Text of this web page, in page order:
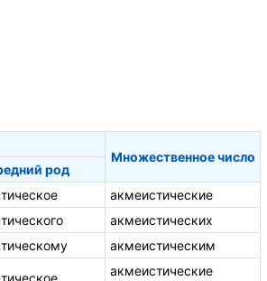
Множественное число
род
акмеистические
акмеистических
акмеистическим
акмеистические